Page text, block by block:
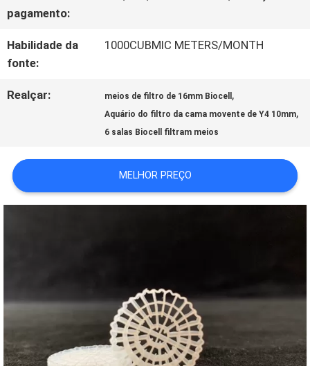
NOS
SOLICITE UM
ORÇAMENTO
DO
DE
PRIVACIDADE
pagamento:
Habilidade da
fonte:
1000CUBMIC METERS/MONTH
Realçar: meios de filtro de 16mm Biocell ,
Aquário do filtro da cama movente de Y4 10mm,
6 salas Biocell filtram meios
MELHOR PREÇO